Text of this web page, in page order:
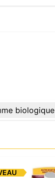
biologique